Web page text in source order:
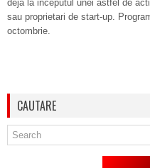
deja la inceputul unei astfel de
sau proprietari de start-up.
octombrie.
CAUTARE